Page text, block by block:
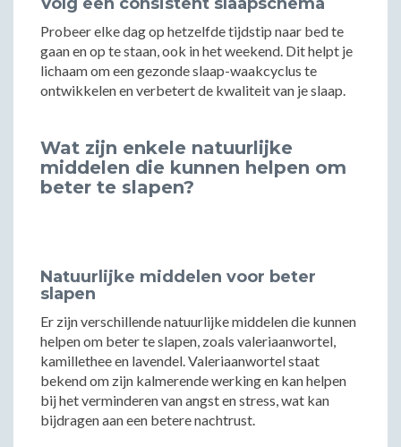
Probeer elke dag op hetzelfde tijdstip naar bed te
gaan en op te staan, ook in het weekend. Dit helpt je
lichaam om een gezonde slaap-waakcyclus te
ontwikkelen en verbetert de kwaliteit van je slaap.
Wat zijn enkele natuurlijke
middelen die kunnen helpen om
beter te slapen?
Natuurlijke middelen voor beter
slapen
Er zijn verschillende natuurlijke middelen die kunnen
helpen om beter te slapen, zoals valeriaanwortel,
kamillethee en lavendel. Valeriaanwortel staat
bekend om zijn kalmerende werking en kan helpen
bij het verminderen van angst en stress, wat kan
bijdragen aan een betere nachtrust.